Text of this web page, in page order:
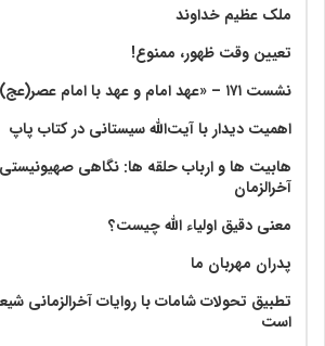
ملک عظیم خداوند
تعیین وقت ظهور، ممنوع!
نشست ۱۷۱ – «عهد امام و عهد با امام عصر(عج)»
اهمیت دیدار با آیت‌الله سیستانی در کتاب پاپ
هابیت ها و ارباب حلقه ها: نگاهی صهیونیستی
آخرالزمان
معنی دقیق اولیاء الله چیست؟
پدران مهربان ما
تطبیق تحولات شامات با روایات آخرالزمانی
است